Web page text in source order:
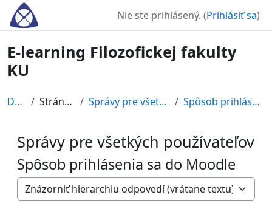
Preskočiť na hlavný obsah
Nie ste prihlásený. (Prihlásiť sa)
E-learning Filozofickej fakulty
KU
Domov Stránky portálu Správy pre všetkých používateľov Spôsob prihlásenia sa do Moodle
Správy pre všetkých používateľov
Spôsob prihlásenia sa do Moodle
Mód zobrazenia